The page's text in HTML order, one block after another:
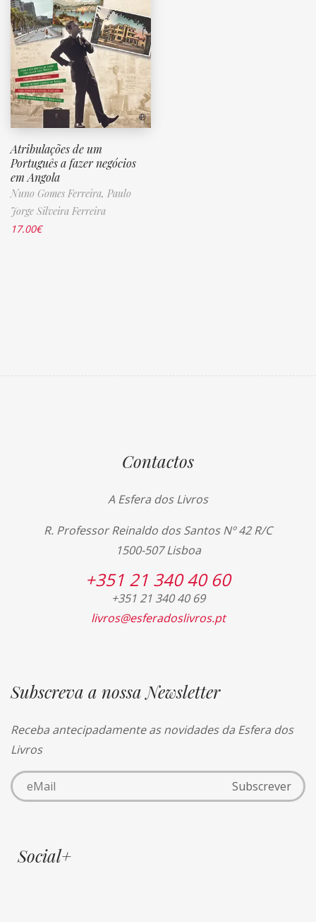
Atribulações de um
Português a fazer negócios
em Angola
Nuno Gomes Ferreira, Paulo
Jorge Silveira Ferreira
17.00€
Contactos
A Esfera dos Livros
R. Professor Reinaldo dos Santos Nº 42 R/C
1500-507 Lisboa
+351 21 340 40 60
+351 21 340 40 69
livros@esferadoslivros.pt
Subscreva a nossa Newsletter
Receba antecipadamente as novidades da Esfera dos
Livros
Social+